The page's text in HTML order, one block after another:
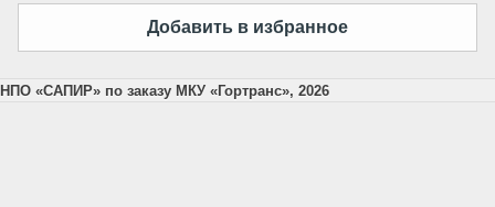
Добавить в избранное
НПО «САПИР» по заказу МКУ «Гортранс», 2026